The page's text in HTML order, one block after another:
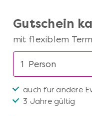
Gutschein
mit flexiblem
auch für andere
3 Jahre gültig